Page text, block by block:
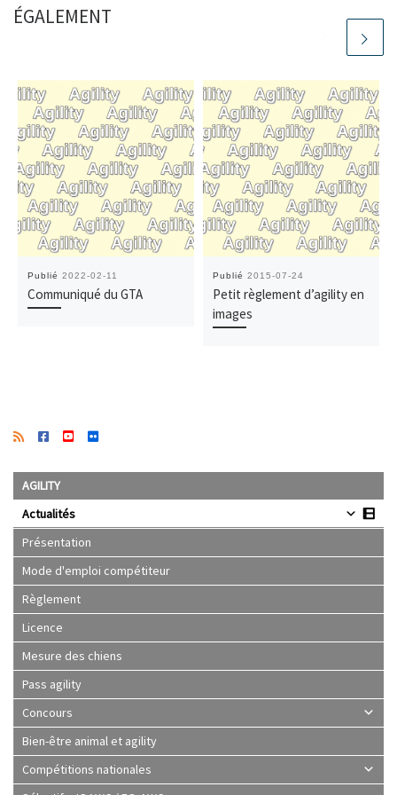
ÉGALEMENT
Publié 2022-02-11
Communiqué du GTA
Publié 2015-07-24
Petit règlement d’agility en
images
AGILITY
Actualités
Présentation
Mode d'emploi compétiteur
Règlement
Licence
Mesure des chiens
Pass agility
Concours
Bien-être animal et agility
Compétitions nationales